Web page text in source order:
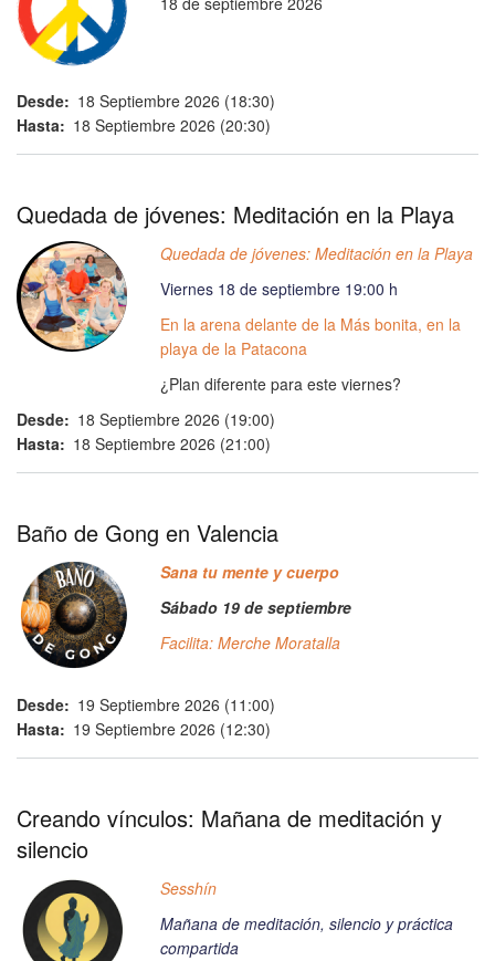
Desde
18 Septiembre 2026 (18:30)
Hasta
18 Septiembre 2026 (20:30)
Quedada de jóvenes: Meditación en la Playa
Quedada de jóvenes: Meditación en la Playa
Viernes 18 de septiembre 19:00 h
En la arena delante de la Más bonita, en la
playa de la Patacona
¿Plan diferente para este viernes?
Desde
18 Septiembre 2026 (19:00)
Hasta
18 Septiembre 2026 (21:00)
Baño de Gong en Valencia
Sana tu mente y cuerpo
Sábado 19 de septiembre
Facilita: Merche Moratalla
Desde
19 Septiembre 2026 (11:00)
Hasta
19 Septiembre 2026 (12:30)
Creando vínculos: Mañana de meditación y
silencio
Sesshín
Mañana de meditación, silencio y práctica
compartida